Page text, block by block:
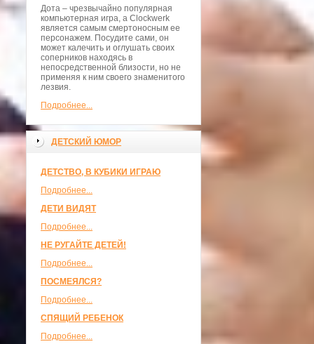
Дота – чрезвычайно популярная
компьютерная игра, а Clockwerk
является самым смертоносным ее
персонажем. Посудите сами, он
может калечить и оглушать своих
соперников находясь в
непосредственной близости, но не
применяя к ним своего знаменитого
лезвия.
Подробнее...
ДЕТСКИЙ ЮМОР
ДЕТСТВО, В КУБИКИ ИГРАЮ
Подробнее...
ДЕТИ ВИДЯТ
Подробнее...
НЕ РУГАЙТЕ ДЕТЕЙ!
Подробнее...
ПОСМЕЯЛСЯ?
Подробнее...
СПЯЩИЙ РЕБЕНОК
Подробнее...